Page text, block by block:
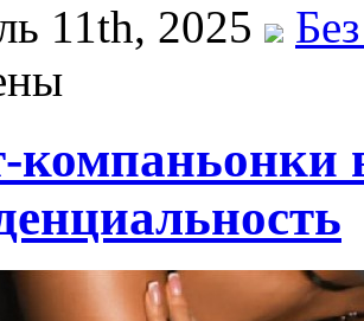
11th, 2025
компаньонки